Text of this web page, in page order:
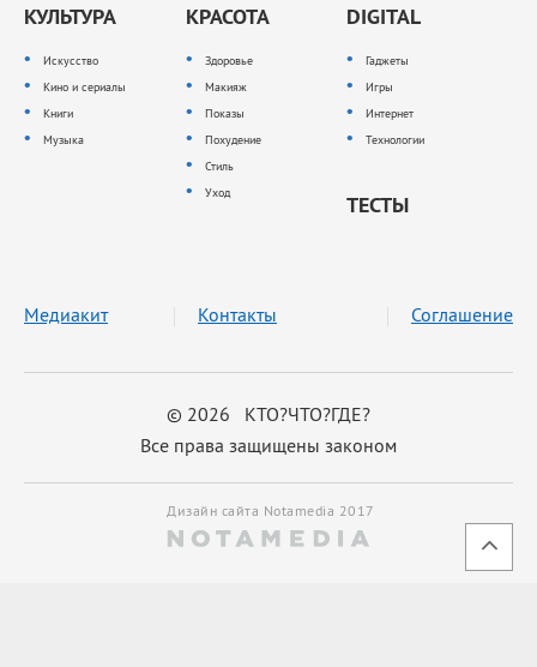
КУЛЬТУРА
Искусство
Кино и сериалы
Книги
Музыка
КРАСОТА
Здоровье
Макияж
Показы
Похудение
Стиль
Уход
DIGITAL
Гаджеты
Игры
Интернет
Технологии
ТЕСТЫ
© 2026 КТО?ЧТО?ГДЕ?
Все права защищены законом
Медиакит Контакты Соглашение
Дизайн сайта Notamedia 2017